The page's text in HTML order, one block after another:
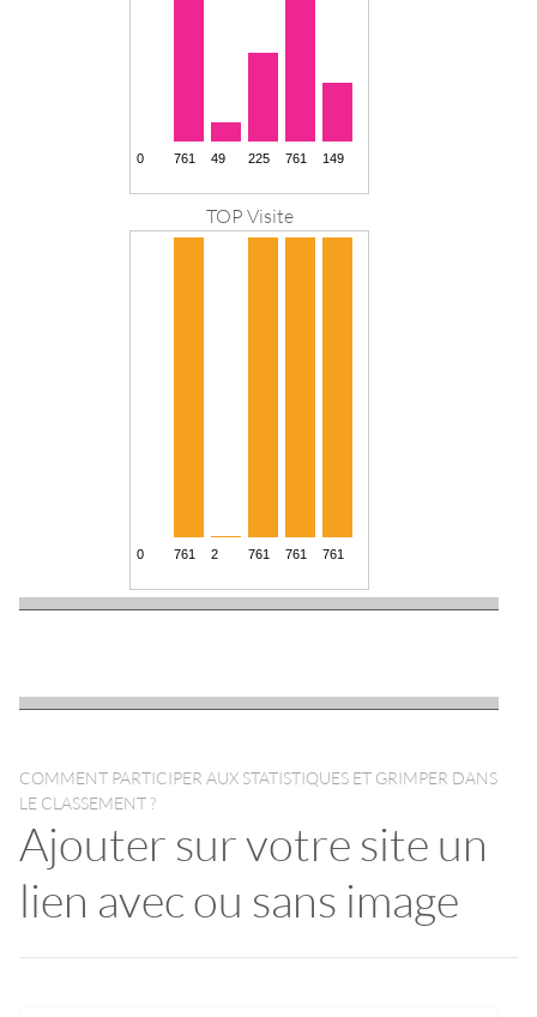
TOP Visite
COMMENT PARTICIPER AUX STATISTIQUES ET GRIMPER DANS
LE CLASSEMENT ?
Ajouter sur votre site un
lien avec ou sans image